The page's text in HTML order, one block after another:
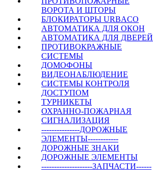
ВОРОТА И ШТОРЫ
БЛОКИРАТОРЫ URBACO
АВТОМАТИКА ДЛЯ ОКОН
АВТОМАТИКА ДЛЯ ДВЕРЕЙ
ПРОТИВОКРАЖНЫЕ
СИСТЕМЫ
ДОМОФОНЫ
ВИДЕОНАБЛЮДЕНИЕ
СИСТЕМЫ КОНТРОЛЯ
ДОСТУПОМ
ТУРНИКЕТЫ
ОХРАННО-ПОЖАРНАЯ
СИГНАЛИЗАЦИЯ
---------------ДОРОЖНЫЕ
ЭЛЕМЕНТЫ------------
ДОРОЖНЫЕ ЗНАКИ
ДОРОЖНЫЕ ЭЛЕМЕНТЫ
--------------------ЗАПЧАСТИ------